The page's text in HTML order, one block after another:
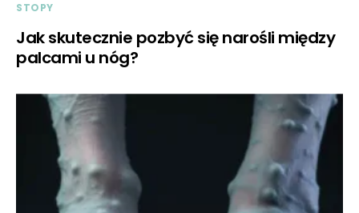
STOPY
Jak skutecznie pozbyć się narośli między
palcami u nóg?